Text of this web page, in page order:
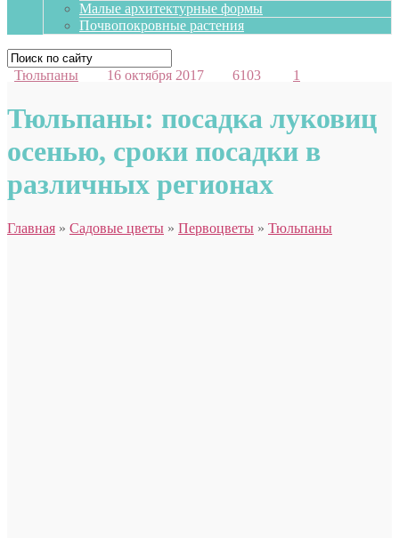
Малые архитектурные формы
Почвопокровные растения
Тюльпаны 16 октября 2017 6103 1
Тюльпаны: посадка луковиц
осенью, сроки посадки в
различных регионах
Главная » Садовые цветы » Первоцветы » Тюльпаны